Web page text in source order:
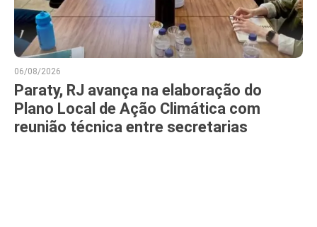
06/08/2026
Paraty, RJ avança na elaboração do
Plano Local de Ação Climática com
reunião técnica entre secretarias